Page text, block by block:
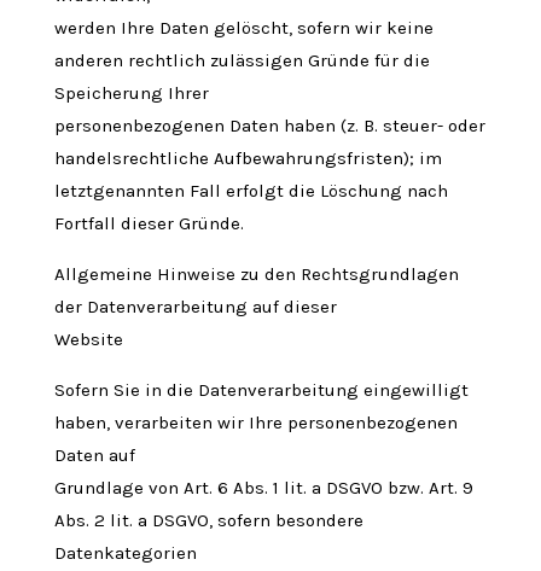
werden Ihre Daten gelöscht, sofern wir keine
anderen rechtlich zulässigen Gründe für die
Speicherung Ihrer
personenbezogenen Daten haben (z. B. steuer- oder
handelsrechtliche Aufbewahrungsfristen); im
letztgenannten Fall erfolgt die Löschung nach
Fortfall dieser Gründe.
Allgemeine Hinweise zu den Rechtsgrundlagen
der Datenverarbeitung auf dieser
Website
Sofern Sie in die Datenverarbeitung eingewilligt
haben, verarbeiten wir Ihre personenbezogenen
Daten auf
Grundlage von Art. 6 Abs. 1 lit. a DSGVO bzw. Art. 9
Abs. 2 lit. a DSGVO, sofern besondere
Datenkategorien